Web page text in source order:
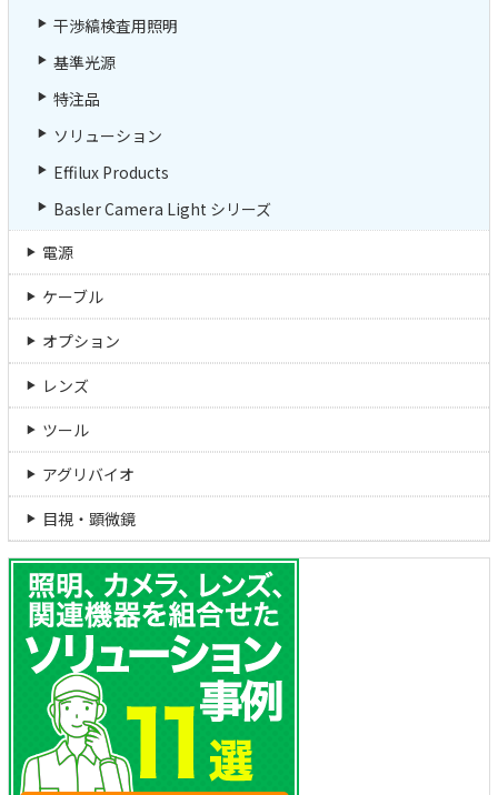
干渉縞検査用照明
基準光源
特注品
ソリューション
Effilux Products
Basler Camera Light シリーズ
電源
ケーブル
オプション
レンズ
ツール
アグリバイオ
目視・顕微鏡